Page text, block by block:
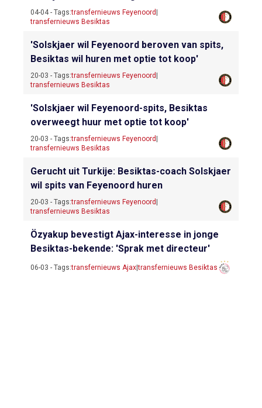
04-04 - Tags:transfernieuws Feyenoord
transfernieuws Besiktas
'Solskjaer wil Feyenoord beroven van spits,
Besiktas wil huren met optie tot koop'
20-03 - Tags:transfernieuws Feyenoord
transfernieuws Besiktas
'Solskjaer wil Feyenoord-spits, Besiktas
overweegt huur met optie tot koop'
20-03 - Tags:transfernieuws Feyenoord
transfernieuws Besiktas
Gerucht uit Turkije: Besiktas-coach Solskjaer
wil spits van Feyenoord huren
20-03 - Tags:transfernieuws Feyenoord
transfernieuws Besiktas
Özyakup bevestigt Ajax-interesse in jonge
Besiktas-bekende: 'Sprak met directeur'
06-03 - Tags:transfernieuws Ajax|transfernieuws Besiktas